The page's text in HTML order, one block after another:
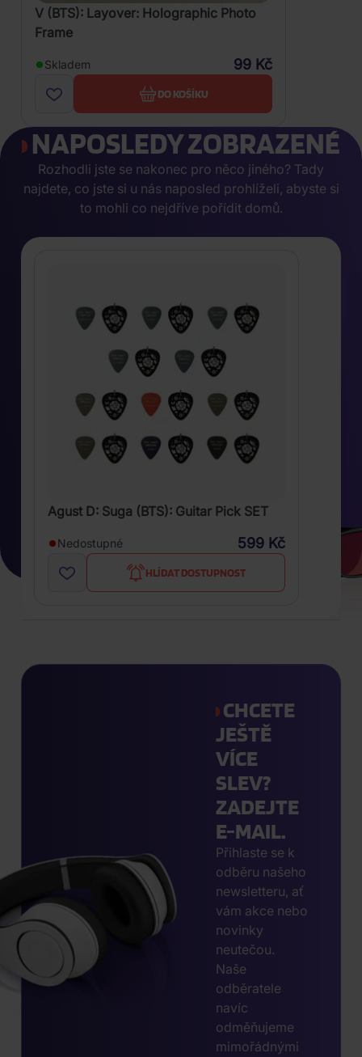
V (BTS): Layover: Holographic Photo
Frame
Skladem 99 Kč
DO KOŠÍKU
NAPOSLEDY ZOBRAZENÉ
Rozhodli jste se nakonec pro něco jiného? Tady
najdete, co jste si u nás naposled prohlíželi, abyste si
to mohli co nejdříve pořídit domů.
Agust D: Suga (BTS): Guitar Pick SET
Nedostupné 599 Kč
HLÍDAT DOSTUPNOST
CHCETE
JEŠTĚ
VÍCE
SLEV?
ZADEJTE
E-MAIL.
Přihlaste se k
odběru našeho
newsletteru, ať
vám akce nebo
novinky
neutečou.
Naše
odběratele
navíc
odměňujeme
mimořádnými